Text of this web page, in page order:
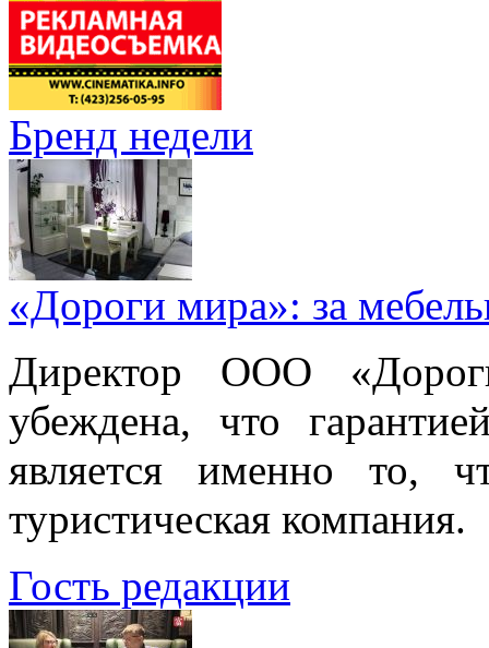
Бренд недели
«Дороги мира»: за
Директор ООО
убеждена, что
является именно то,
туристическая компания.
Гость редакции